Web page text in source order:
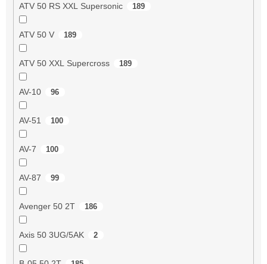
ATV 50 RS XXL Supersonic 189
ATV 50 V 189
ATV 50 XXL Supercross 189
AV-10 96
AV-51 100
AV-7 100
AV-87 99
Avenger 50 2T 186
Axis 50 3UG/5AK 2